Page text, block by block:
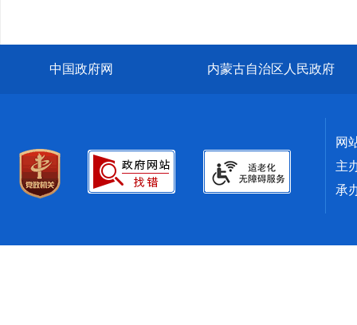
中国政府网 内蒙古自治区人民政府
网
主
承